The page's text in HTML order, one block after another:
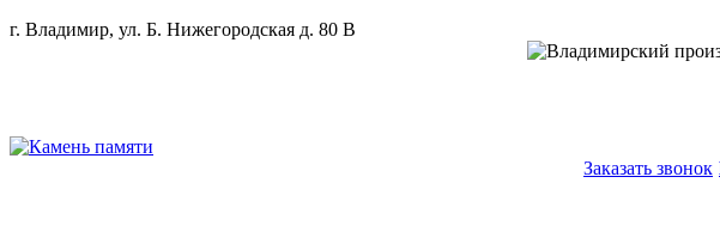
г. Владимир, ул. Б. Нижегородская д. 80 В
Заказать звонок